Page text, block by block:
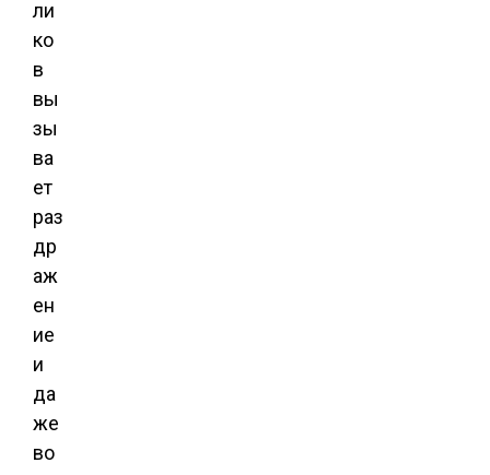
ли
ко
в
вы
зы
ва
ет
раз
др
аж
ен
ие
и
да
же
во